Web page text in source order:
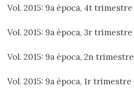
Vol. 2015: 9a època, 4t trimestre
Vol. 2015: 9a època, 3r trimestre
Vol. 2015: 9a època, 2n trimestre
Vol. 2015: 9a època, 1r trimestre